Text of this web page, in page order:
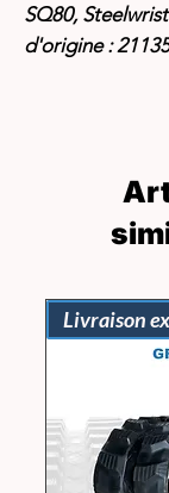
SQ80,
d'origine :
Livraison